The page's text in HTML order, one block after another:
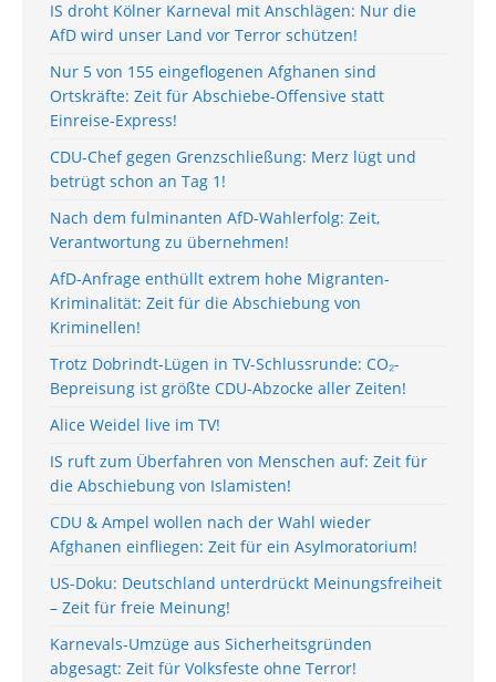
IS droht Kölner Karneval mit Anschlägen: Nur die
AfD wird unser Land vor Terror schützen!
Nur 5 von 155 eingeflogenen Afghanen sind
Ortskräfte: Zeit für Abschiebe-Offensive statt
Einreise-Express!
CDU-Chef gegen Grenzschließung: Merz lügt und
betrügt schon an Tag 1!
Nach dem fulminanten AfD-Wahlerfolg: Zeit,
Verantwortung zu übernehmen!
AfD-Anfrage enthüllt extrem hohe Migranten-
Kriminalität: Zeit für die Abschiebung von
Kriminellen!
Trotz Dobrindt-Lügen in TV-Schlussrunde: CO₂-
Bepreisung ist größte CDU-Abzocke aller Zeiten!
Alice Weidel live im TV!
IS ruft zum Überfahren von Menschen auf: Zeit für
die Abschiebung von Islamisten!
CDU & Ampel wollen nach der Wahl wieder
Afghanen einfliegen: Zeit für ein Asylmoratorium!
US-Doku: Deutschland unterdrückt Meinungsfreiheit
– Zeit für freie Meinung!
Karnevals-Umzüge aus Sicherheitsgründen
abgesagt: Zeit für Volksfeste ohne Terror!